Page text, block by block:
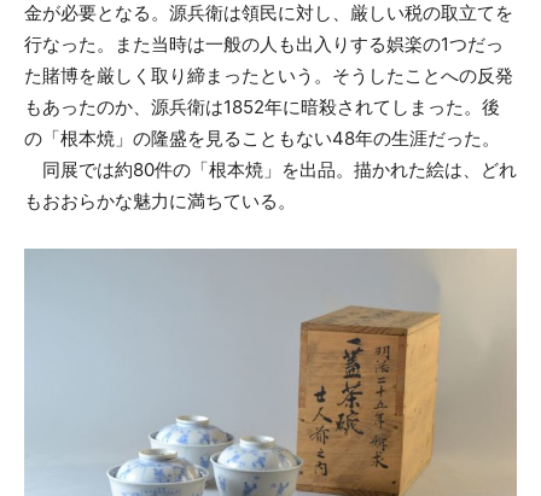
金が必要となる。源兵衛は領民に対し、厳しい税の取立てを
行なった。また当時は一般の人も出入りする娯楽の1つだっ
た賭博を厳しく取り締まったという。そうしたことへの反発
もあったのか、源兵衛は1852年に暗殺されてしまった。後
の「根本焼」の隆盛を見ることもない48年の生涯だった。
同展では約80件の「根本焼」を出品。描かれた絵は、どれ
もおおらかな魅力に満ちている。